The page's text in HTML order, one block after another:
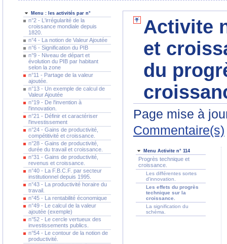
Menu : les activités par n°
n°2 - L'irrégularité de la
croissance mondiale depuis
1820.
n°4 - La notion de Valeur Ajoutée
n°6 - Signification du PIB
n°9 - Niveau de départ et
évolution du PIB par habitant
selon la zone
n°11 - Partage de la valeur
ajoutée.
n°13 - Un exemple de calcul de
Valeur Ajoutée
n°19 - De l'invention à
l'innovation.
n°21 - Définir et caractériser
l'investissement
n°24 - Gains de productivité,
compétitivité et croissance.
n°28 - Gains de productivité,
durée du travail et croissance.
n°31 - Gains de productivité,
revenus et croissance.
n°40 - La F.B.C.F. par secteur
institutionnel depuis 1995.
n°43 - La productivité horaire du
travail.
n°45 - La rentabilité économique
n°49 - Le calcul de la valeur
ajoutée (exemple)
n°52 - Le cercle vertueux des
investissements publics.
n°54 - Le contour de la notion de
productivité.
Activite
et
du
Page mise à
Commentaire(s)
Menu Activite n° 114
Progrès technique et
croissance.
Les différentes sortes
d'innovation.
Les effets du progrès
technique sur la
croissance.
La signification du
schéma.